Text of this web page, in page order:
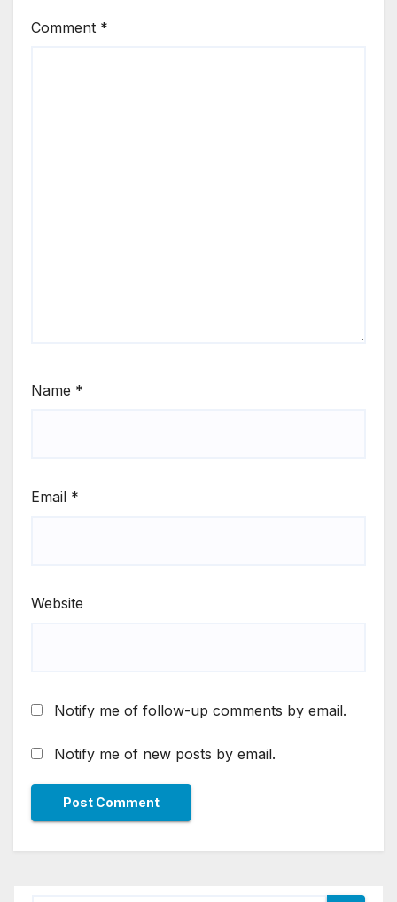
Comment *
Name *
Email *
Website
Notify me of follow-up comments by email.
Notify me of new posts by email.